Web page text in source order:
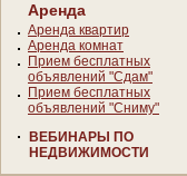
Аренда
Аренда квартир
Аренда комнат
Прием бесплатных
объявлений "Сдам"
Прием бесплатных
объявлений "Сниму"
ВЕБИНАРЫ ПО
НЕДВИЖИМОСТИ